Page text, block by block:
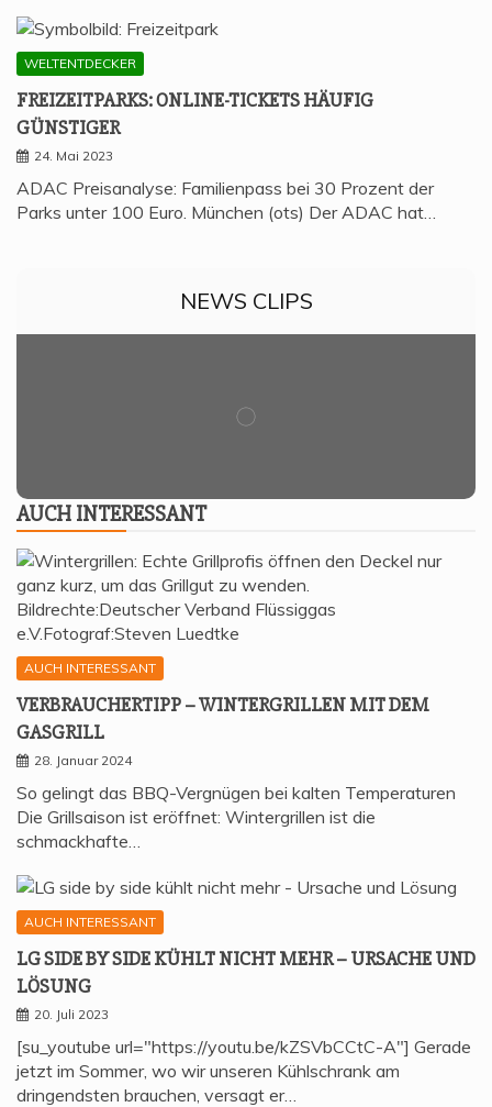
WELTENTDECKER
FREI­ZEIT­PARKS: ONLINE-TICKETS HÄU­FIG
GÜNSTIGER
24. Mai 2023
ADAC Preisanalyse: Familienpass bei 30 Prozent der
Parks unter 100 Euro. München (ots) Der ADAC hat…
NEWS CLIPS
AUCH INTER­ES­SANT
AUCH INTERESSANT
VER­BRAU­CHER­TIPP – WIN­TER­GRIL­LEN MIT DEM
GASGRILL
28. Januar 2024
So gelingt das BBQ-Vergnügen bei kalten Temperaturen
Die Grillsaison ist eröffnet: Wintergrillen ist die
schmackhafte…
AUCH INTERESSANT
LG SIDE BY SIDE KÜHLT NICHT MEHR – URSA­CHE UND
LÖSUNG
20. Juli 2023
[su_youtube url="https://youtu.be/kZSVbCCtC-A"] Gerade
jetzt im Sommer, wo wir unseren Kühlschrank am
dringendsten brauchen, versagt er…